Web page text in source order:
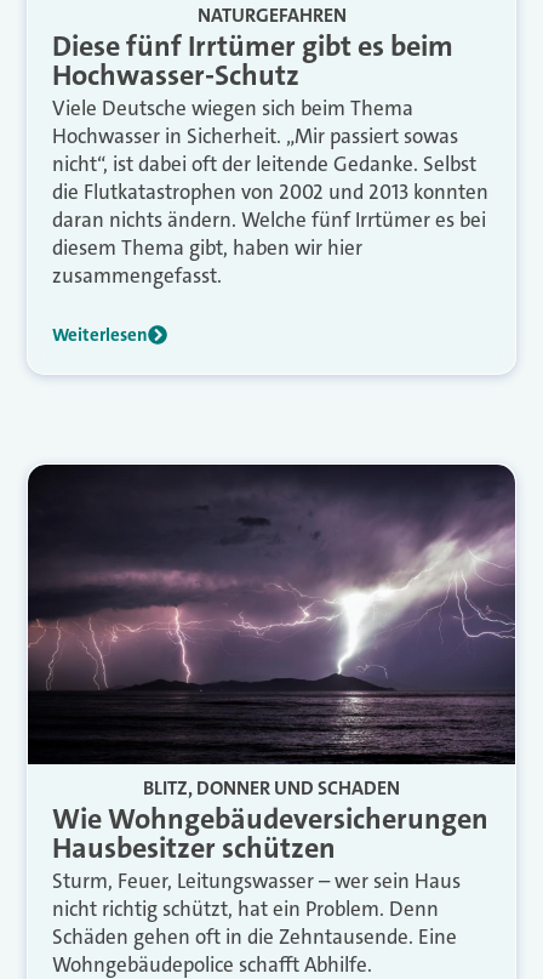
NATURGEFAHREN
Diese fünf Irrtümer gibt es beim
Hochwasser-Schutz
Viele Deutsche wiegen sich beim Thema
Hochwasser in Sicherheit. „Mir passiert sowas
nicht“, ist dabei oft der leitende Gedanke. Selbst
die Flutkatastrophen von 2002 und 2013 konnten
daran nichts ändern. Welche fünf Irrtümer es bei
diesem Thema gibt, haben wir hier
zusammengefasst.
Weiterlesen
BLITZ, DONNER UND SCHADEN
Wie Wohngebäudeversicherungen
Hausbesitzer schützen
Sturm, Feuer, Leitungswasser – wer sein Haus
nicht richtig schützt, hat ein Problem. Denn
Schäden gehen oft in die Zehntausende. Eine
Wohngebäudepolice schafft Abhilfe.